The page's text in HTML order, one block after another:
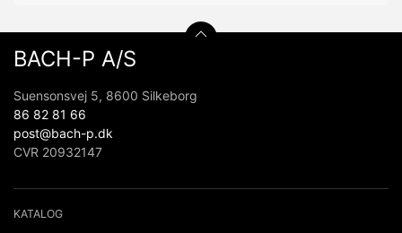
BACH-P A/S
Suensonsvej 5, 8600 Silkeborg
86 82 81 66
post@bach-p.dk
CVR 20932147
KATALOG